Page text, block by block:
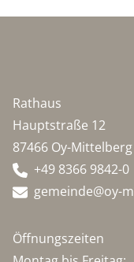
Rathaus
Hauptstraße 12
87466 Oy-Mittelberg
+49 8366 9842-0
gemeinde@oy-
Öffnungszeiten